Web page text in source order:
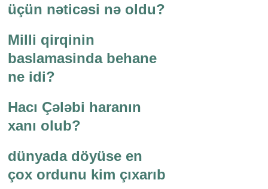
üçün nəticəsi nə oldu?
Milli qirqinin
baslamasinda behane
ne idi?
Hacı Çələbi haranın
xanı olub?
dünyada döyüse en
çox ordunu kim çıxarıb